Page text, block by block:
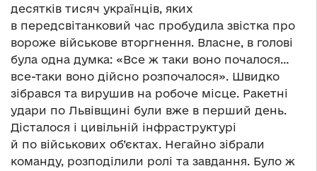
десятків тисяч українців, яких
в передсвітанковий час пробудила звістка про
вороже військове вторгнення. Власне, в голові
була одна думка: «Все ж таки воно почалося…
все-таки воно дійсно розпочалося». Швидко
зібрався та вирушив на робоче місце. Ракетні
удари по Львівщині були вже в перший день.
Дісталося і цивільній інфраструктурі
й по військових об’єктах. Негайно зібрали
команду, розподілили ролі та завдання. Було ж